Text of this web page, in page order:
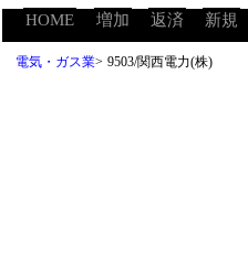
HOME 増加 返済 新規
電気・ガス業> 9503/関西電力(株)